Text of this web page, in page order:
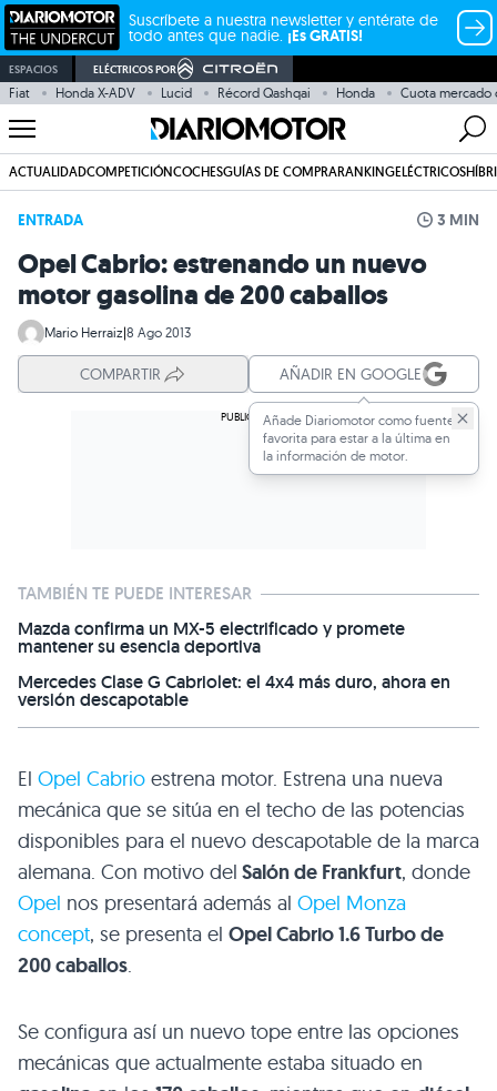
Suscríbete a nuestra newsletter y entérate de
todo antes que nadie. ¡Es GRATIS!
ESPACIOS ELÉCTRICOS POR
Fiat Honda X-ADV Lucid Récord Qashqai Honda Cuota mercado
ACTUALIDADCOMPETICIÓNCOCHESGUÍAS DE COMPRARANKINGELÉCTRICOS
ENTRADA 3 MIN
Opel Cabrio: estrenando un nuevo
motor gasolina de 200 caballos
Mario Herraiz|8 Ago 2013
COMPARTIR AÑADIR EN GOOGLE
Añade Diariomotor como fuente
favorita para estar a la última en
la información de motor.
TAMBIÉN TE PUEDE INTERESAR
Mazda confirma un MX-5 electrificado y promete
mantener su esencia deportiva
Mercedes Clase G Cabriolet: el 4x4 más duro, ahora en
versión descapotable
El Opel Cabrio estrena motor. Estrena una nueva
mecánica que se sitúa en el techo de las potencias
disponibles para el nuevo descapotable de la marca
alemana. Con motivo del Salón de Frankfurt, donde
Opel nos presentará además al Opel Monza
concept, se presenta el Opel Cabrio 1.6 Turbo de
200 caballos.
Se configura así un nuevo tope entre las opciones
mecánicas que actualmente estaba situado en